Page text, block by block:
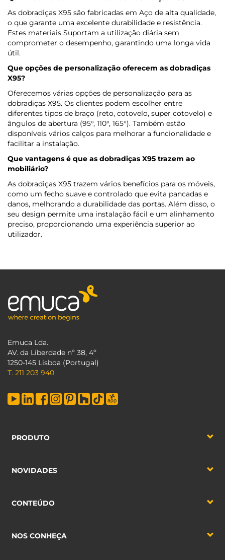
As dobradiças X95 são fabricadas em Aço de alta qualidade,
o que garante uma excelente durabilidade e resistência.
Estes materiais Suportam a utilização diária sem
comprometer o desempenho, garantindo uma longa vida
útil.
Que opções de personalização oferecem as dobradiças
X95?
Oferecemos várias opções de personalização para as
dobradiças X95. Os clientes podem escolher entre
diferentes tipos de braço (reto, cotovelo, super cotovelo) e
ângulos de abertura (95°, 110°, 165°). Também estão
disponíveis vários calços para melhorar a funcionalidade e
facilitar a instalação.
Que vantagens é que as dobradiças X95 trazem ao
mobiliário?
As dobradiças X95 trazem vários benefícios para os móveis,
como um fecho suave e controlado que evita pancadas e
danos, melhorando a durabilidade das portas. Além disso, o
seu design permite uma instalação fácil e um alinhamento
preciso, proporcionando uma experiência superior ao
utilizador.
Emuca Lda.
AV. da Liberdade nº 38, 4º
1250-145 Lisboa (Portugal)
T. 211 203 940
PRODUTO
NOVIDADES
CONTEÚDO
NOS CONHEÇA